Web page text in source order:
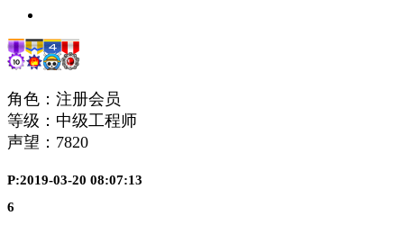
角色：注册会员
等级：中级工程师
声望： 7820
P:2019-03-20 08:07:13
6